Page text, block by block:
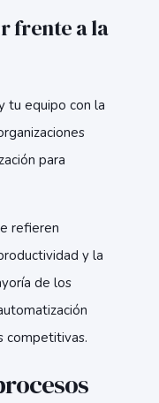
frente a la
tu equipo con la
para
refieren
y la
de los
competitivas.